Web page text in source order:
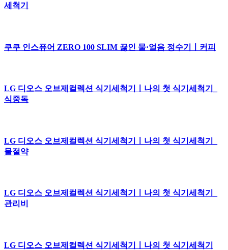
세척기
쿠쿠 인스퓨어 ZERO 100 SLIM 끓인 물·얼음 정수기ㅣ커피
LG 디오스 오브제컬렉션 식기세척기ㅣ나의 첫 식기세척기_
식중독
LG 디오스 오브제컬렉션 식기세척기ㅣ나의 첫 식기세척기_
물절약
LG 디오스 오브제컬렉션 식기세척기ㅣ나의 첫 식기세척기_
관리비
LG 디오스 오브제컬렉션 식기세척기ㅣ나의 첫 식기세척기